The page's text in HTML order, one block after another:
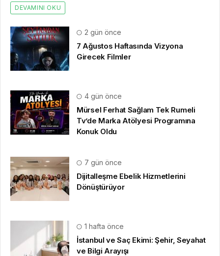
DEVAMINI OKU
2 gün önce
7 Ağustos Haftasında Vizyona
Girecek Filmler
4 gün önce
Mürsel Ferhat Sağlam Tek Rumeli
Tv’de Marka Atölyesi Programına
Konuk Oldu
7 gün önce
Dijitalleşme Ebelik Hizmetlerini
Dönüştürüyor
1 hafta önce
İstanbul ve Saç Ekimi: Şehir, Seyahat
ve Bilgi Arayışı